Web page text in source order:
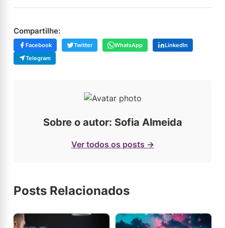
Compartilhe:
Facebook Twitter WhatsApp
LinkedIn
Telegram
Sobre o autor: Sofia Almeida
Ver todos os posts →
Posts Relacionados